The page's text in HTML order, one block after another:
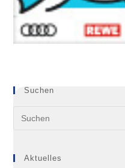
Suchen
Aktuelles